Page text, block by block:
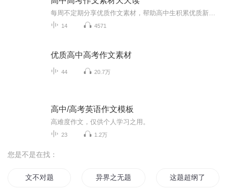
14 4571
优质高中高考作文素材
44 20.7万
高中/高考英语作文模板
高难度作文，仅供个人学习之用。
23 1.2万
您是不是在找：
文不对题 异界之无题 这题超纲了